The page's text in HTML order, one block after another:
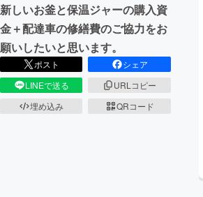
新しいお釜と保温ジャーの購入資
金＋配達車の修繕費のご協力をお
願いしたいと思います。
ポスト
シェア
LINEで送る
URLコピー
埋め込み
QRコード